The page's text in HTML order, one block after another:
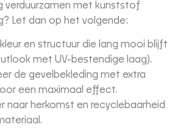
verduurzamen met kunststof
Let dan op het volgende:
kleur en structuur die lang mooi blijft
met UV-bestendige laag).
de gevelbekleding met extra
een maximaal effect.
naar herkomst en recyclebaarheid